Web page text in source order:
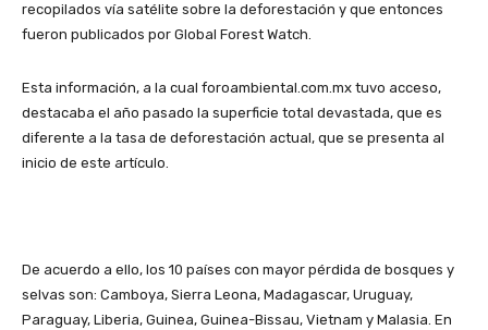
recopilados vía satélite sobre la deforestación y que entonces
fueron publicados por Global Forest Watch.
Esta información, a la cual foroambiental.com.mx tuvo acceso,
destacaba el año pasado la superficie total devastada, que es
diferente a la tasa de deforestación actual, que se presenta al
inicio de este artículo.
De acuerdo a ello, los 10 países con mayor pérdida de bosques y
selvas son: Camboya, Sierra Leona, Madagascar, Uruguay,
Paraguay, Liberia, Guinea, Guinea-Bissau, Vietnam y Malasia. En